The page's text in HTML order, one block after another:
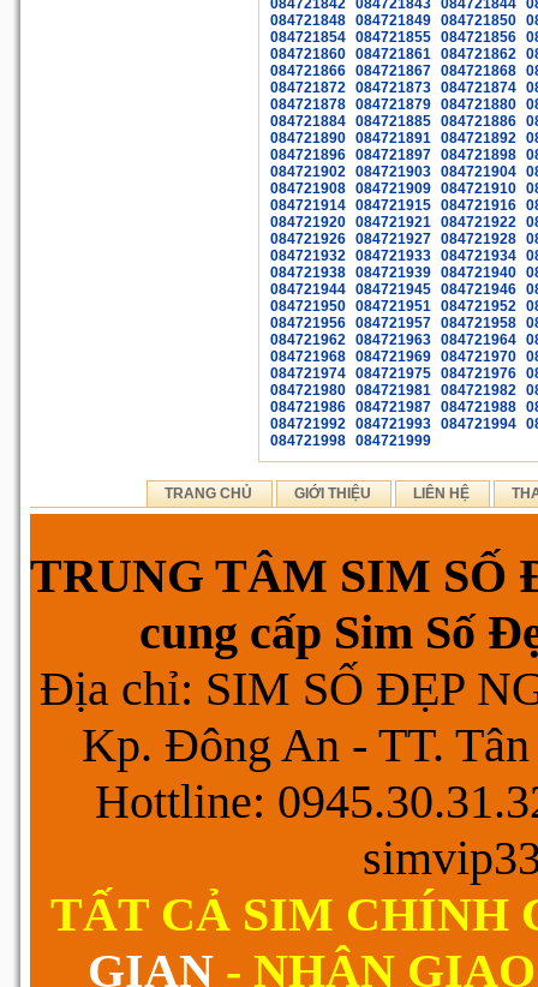
084721842 084721843 084721844
084721848 084721849 084721850
084721854 084721855 084721856
084721860 084721861 084721862
084721866 084721867 084721868
084721872 084721873 084721874
084721878 084721879 084721880
084721884 084721885 084721886
084721890 084721891 084721892
084721896 084721897 084721898
084721902 084721903 084721904
084721908 084721909 084721910
084721914 084721915 084721916
084721920 084721921 084721922
084721926 084721927 084721928
084721932 084721933 084721934
084721938 084721939 084721940
084721944 084721945 084721946
084721950 084721951 084721952
084721956 084721957 084721958
084721962 084721963 084721964
084721968 084721969 084721970
084721974 084721975 084721976
084721980 084721981 084721982
084721986 084721987 084721988
084721992 084721993 084721994
084721998 084721999
TRANG CHỦ GIỚI THIỆU LIÊN HỆ
TRUNG TÂM SIM SỐ
cung cấp Sim Số
Địa chỉ: SIM SỐ ĐẸP
Kp. Đông An - TT.
Hottline:
TẤT CẢ SIM CHÍNH
GIAN - NHẬN